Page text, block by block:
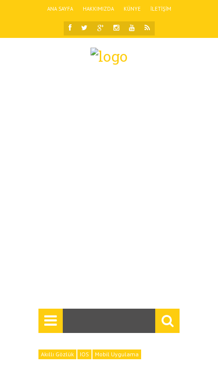
ANA SAYFA HAKKIMIZDA KÜNYE İLETIŞIM
Akıllı Gözlük IOS Mobil Uygulama